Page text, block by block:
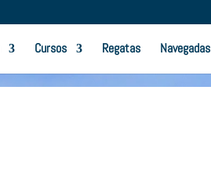
Cursos Regatas Navegadas